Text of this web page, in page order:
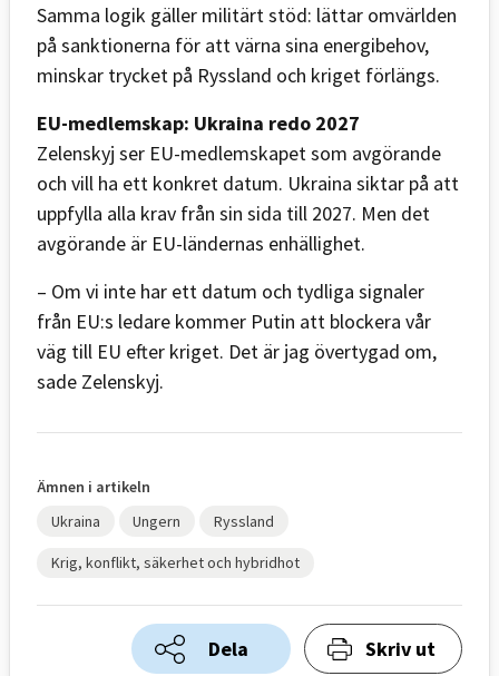
Samma logik gäller militärt stöd: lättar omvärlden
på sanktionerna för att värna sina energibehov,
minskar trycket på Ryssland och kriget förlängs.
EU-medlemskap: Ukraina redo 2027
Zelenskyj ser EU-medlemskapet som avgörande
och vill ha ett konkret datum. Ukraina siktar på att
uppfylla alla krav från sin sida till 2027. Men det
avgörande är EU-ländernas enhällighet.
– Om vi inte har ett datum och tydliga signaler
från EU:s ledare kommer Putin att blockera vår
väg till EU efter kriget. Det är jag övertygad om,
sade Zelenskyj.
Ämnen i artikeln
Ukraina
Ungern Ryssland
Krig, konflikt, säkerhet och hybridhot
Dela Skriv ut